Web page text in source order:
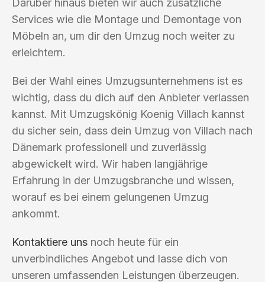
Darüber hinaus bieten wir auch zusätzliche
Services wie die Montage und Demontage von
Möbeln an, um dir den Umzug noch weiter zu
erleichtern.
Bei der Wahl eines Umzugsunternehmens ist es
wichtig, dass du dich auf den Anbieter verlassen
kannst. Mit Umzugskönig Koenig Villach kannst
du sicher sein, dass dein Umzug von Villach nach
Dänemark professionell und zuverlässig
abgewickelt wird. Wir haben langjährige
Erfahrung in der Umzugsbranche und wissen,
worauf es bei einem gelungenen Umzug
ankommt.
Kontaktiere uns noch heute für ein
unverbindliches Angebot und lasse dich von
unseren umfassenden Leistungen überzeugen.